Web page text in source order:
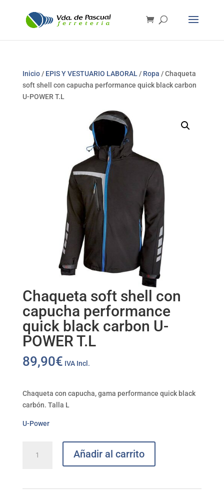
Inicio/ EPIS Y VESTUARIO LABORAL / Ropa / Chaqueta
soft shell con capucha performance quick black carbon
U-POWER T.L
Chaqueta soft shell con
capucha performance
quick black carbon U-
POWER T.L
89,90€ IVA Incl.
Chaqueta con capucha, gama performance quick black
carbón. Talla L
U-Power
Añadir al carrito